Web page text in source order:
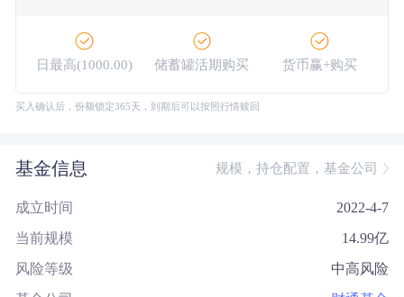
日最高(1000.00) 储蓄罐活期购买 货币赢+购买
买入确认后，份额锁定365天，到期后可以按照行情赎回
基金信息 规模，持仓配置，基金公司
成立时间 2022-4-7
当前规模 14.99亿
风险等级 中高风险